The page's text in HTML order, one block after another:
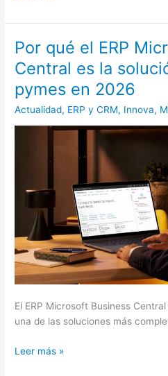
Por qué el ERP
Central es la
pymes en 2026
Actualidad, ERP y CRM, Innova,
El ERP Microsoft Business
una de las soluciones más
Por
qué
el
ERP
Microsoft
pymes
2026
Leer más »